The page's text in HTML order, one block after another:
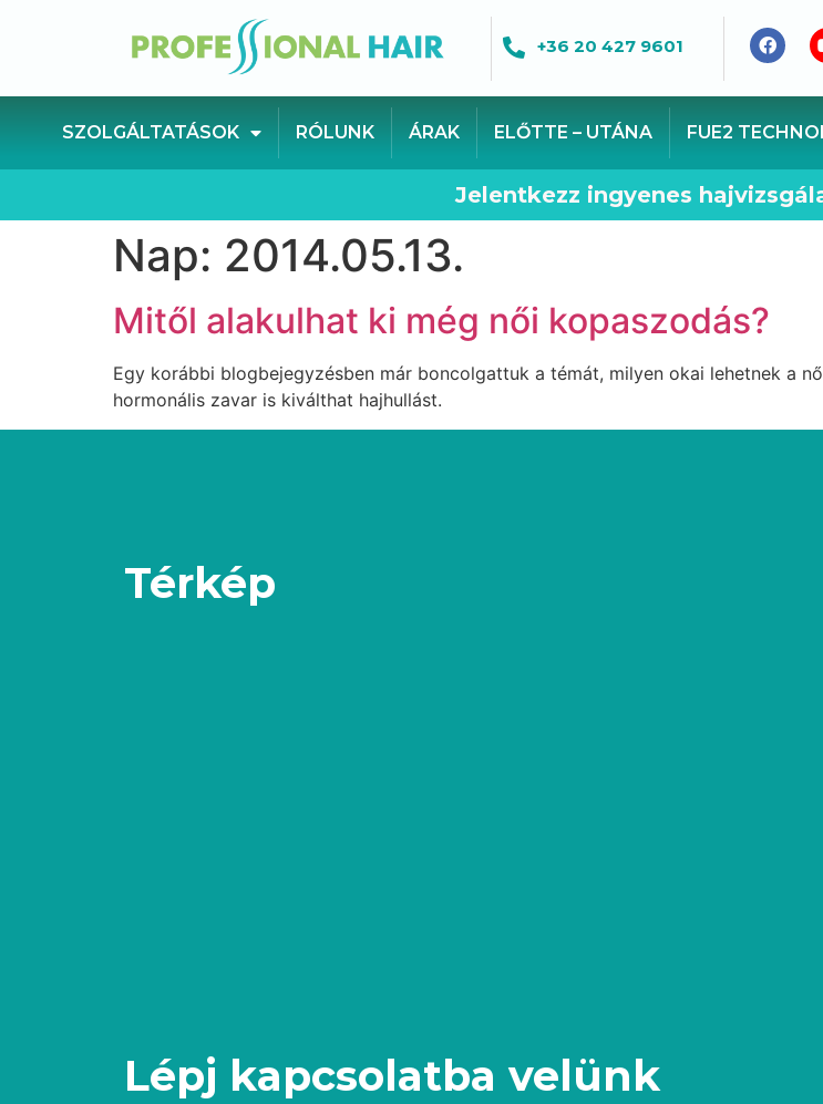
+36 20 427 9601
SZOLGÁLTATÁSOK RÓLUNK ÁRAK ELŐTTE – UTÁNA FUE2
Jelentkezz ingyenes
Nap: 2014.05.13.
Mitől alakulhat ki még női kopaszodás?
Egy korábbi blogbejegyzésben már boncolgattuk a témát, milyen okai lehetnek a
hormonális zavar is kiválthat hajhullást.
Térkép
Lépj kapcsolatba velünk